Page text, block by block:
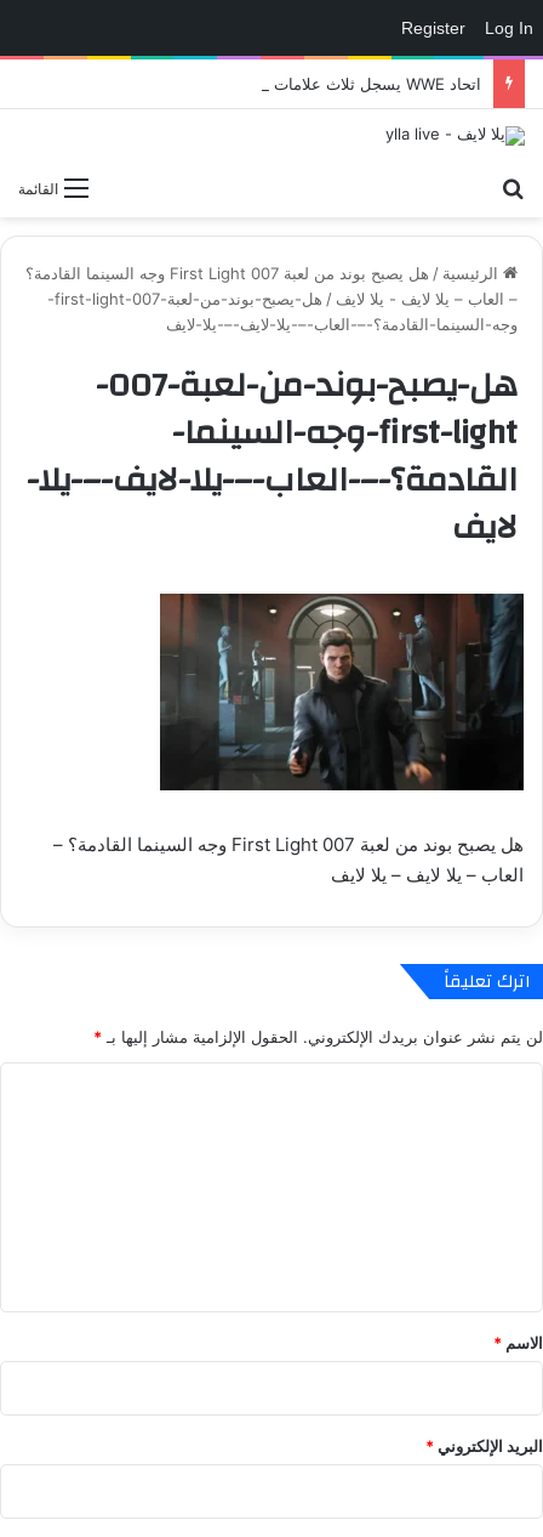
Log In
Register
القائمة
الرئيسية /
هل يصبح بوند من لعبة 007 First Light وجه السينما القادمة؟
– العاب – يلا لايف - يلا لايف /
هل-يصبح-بوند-من-لعبة-007-first-light-
وجه-السينما-القادمة؟-–-العاب-–-يلا-لايف-–-يلا-لايف
هل-يصبح-بوند-من-لعبة-007-
first-light-وجه-السينما-
القادمة؟-–-العاب-–-يلا-لايف-–-يلا-
لايف
هل يصبح بوند من لعبة 007 First Light وجه السينما القادمة؟ –
العاب – يلا لايف – يلا لايف
اترك تعليقاً
لن يتم نشر عنوان بريدك الإلكتروني. الحقول الإلزامية مشار إليها بـ *
*
الاسم *
البريد الإلكتروني*